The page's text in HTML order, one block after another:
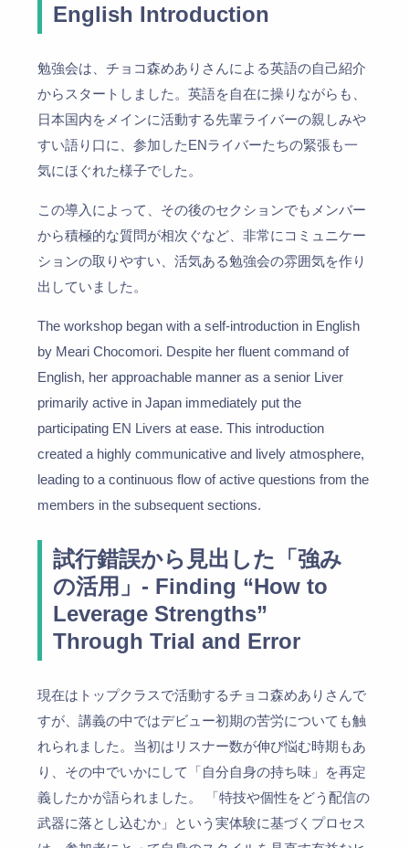
English Introduction
勉強会は、チョコ森めありさんによる英語の自己紹介
からスタートしました。英語を自在に操りながらも、
日本国内をメインに活動する先輩ライバーの親しみや
すい語り口に、参加したENライバーたちの緊張も一
気にほぐれた様子でした。
この導入によって、その後のセクションでもメンバー
から積極的な質問が相次ぐなど、非常にコミュニケー
ションの取りやすい、活気ある勉強会の雰囲気を作り
出していました。
The workshop began with a self-introduction in English
by Meari Chocomori. Despite her fluent command of
English, her approachable manner as a senior Liver
primarily active in Japan immediately put the
participating EN Livers at ease. This introduction
created a highly communicative and lively atmosphere,
leading to a continuous flow of active questions from the
members in the subsequent sections.
試行錯誤から見出した「強み
の活用」- Finding “How to
Leverage Strengths”
Through Trial and Error
現在はトップクラスで活動するチョコ森めありさんで
すが、講義の中ではデビュー初期の苦労についても触
れられました。当初はリスナー数が伸び悩む時期もあ
り、その中でいかにして「自分自身の持ち味」を再定
義したかが語られました。 「特技や個性をどう配信の
武器に落とし込むか」という実体験に基づくプロセス